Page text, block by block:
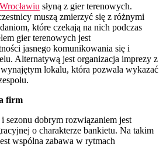
słyną z gier terenowych.
muszą zmierzyć się z różnymi
które czekają na nich podczas
gier terenowych jest
jasnego komunikowania się i
Alternatywą jest organizacja imprezy z
lokalu, która pozwala wykazać
firm
sezonu dobrym rozwiązaniem jest
o charakterze bankietu. Na takim
wspólna zabawa w rytmach